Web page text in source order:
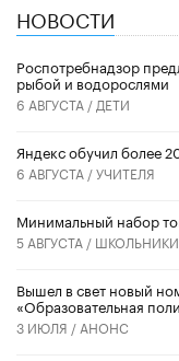
НОВОСТИ
Роспотребнадзор
рыбой и водорослями
6 АВГУСТА / ДЕТИ
​Яндекс обучил более
6 АВГУСТА /УЧИТЕЛЯ
Минимальный набор
5 АВГУСТА / ШКОЛЬНИКИ
Вышел в свет новый
«Образовательная
3 ИЮЛЯ / АНОНС